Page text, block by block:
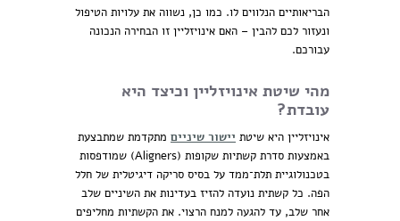
הבריאותיים הנלווים לו. כמו כן, נשווה את עלויות הטיפול
ונעזור לכם להבין – האם אינויזליין זו הבחירה הנכונה
עבורכם.
מהי שיטת אינויזליין וכיצד היא
עובדת?
אינויזליין היא שיטת יישור שיניים מתקדמת שמתבצעת
באמצעות סדרת קשתיות שקופות (Aligners) שמודפסות
בטכנולוגיית תלת־ממד על בסיס סריקה דיגיטלית של חלל
הפה. כל קשתית נועדה להזיז בעדינות את השיניים שלב
אחר שלב, עד להגעה למנח הרצוי. את הקשתיות מחליפים